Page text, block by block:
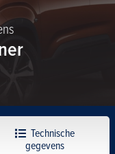
Technische
gegevens